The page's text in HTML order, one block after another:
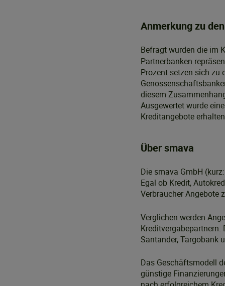
Anmerkung zu
Befragt wurden die im
Partnerbanken
Prozent setzen sich zu
diesem
Ausgewertet wurde
Kreditangebote
Über smava
Die smava GmbH
Egal ob Kredit,
Verbraucher Angebote
Verglichen werden
Kreditvergabepartnern.
Santander, Targobank
Das Geschäftsmodell
günstige